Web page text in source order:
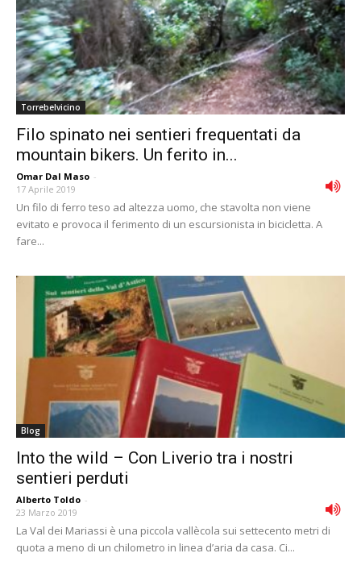
Torrebelvicino
Filo spinato nei sentieri frequentati da
mountain bikers. Un ferito in...
Omar Dal Maso -
17 Aprile 2019
Un filo di ferro teso ad altezza uomo, che stavolta non viene
evitato e provoca il ferimento di un escursionista in bicicletta. A
fare...
Blog
Into the wild – Con Liverio tra i nostri
sentieri perduti
Alberto Toldo -
23 Marzo 2019
La Val dei Mariassi è una piccola vallècola sui settecento metri di
quota a meno di un chilometro in linea d’aria da casa. Ci...